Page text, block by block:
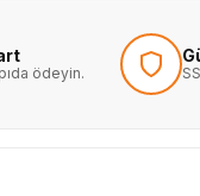
ödeyin.